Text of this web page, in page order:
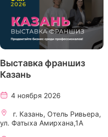
Выставка франшиз
Казань
4 ноября 2026
г. Казань, Отель Ривьера,
ул. Фатыха Амирхана,1А